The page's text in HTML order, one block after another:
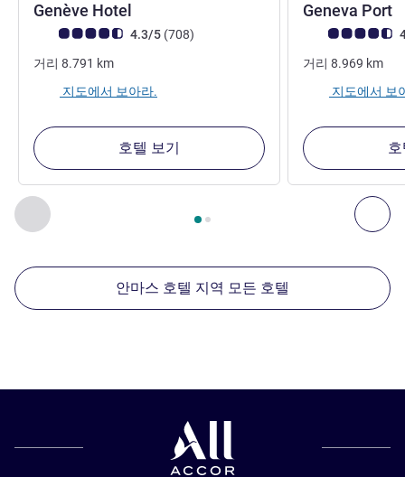
이전 - 주변에 있는 다른 시설 다
2/ 페이지 , 주변에 있는 다른 시설 1 :, 주변에 있는 다른 시
Genève Hotel
고객 평점 (ALL 평가)4.3/5 (708리뷰
)
거리 8.791 km
지도에서 보아라.
호텔 보기
Geneva Port
고객 평점 (ALL 평
거리 8.969 km
지도에서 보
안마스 호텔 지역 모든 호텔